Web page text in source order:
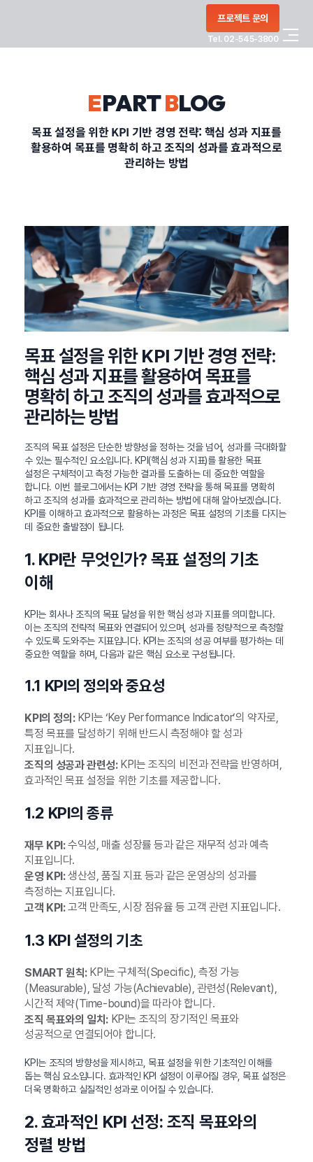
프로젝트 문의
Tel. 02-545-3800
PORTFOLIO
CONTACT
정부지원사업
EPARTBLOG
목표 설정을 위한 KPI 기반 경영 전략: 핵심 성과 지표를
활용하여 목표를 명확히 하고 조직의 성과를 효과적으로
관리하는 방법
목표 설정을 위한 KPI 기반 경영 전략:
핵심 성과 지표를 활용하여 목표를
명확히 하고 조직의 성과를 효과적으로
관리하는 방법
조직의 목표 설정은 단순한 방향성을 정하는 것을 넘어, 성과를 극대화할
수 있는 필수적인 요소입니다. KPI(핵심 성과 지표)를 활용한 목표
설정은 구체적이고 측정 가능한 결과를 도출하는 데 중요한 역할을
합니다. 이번 블로그에서는 KPI 기반 경영 전략을 통해 목표를 명확히
하고 조직의 성과를 효과적으로 관리하는 방법에 대해 알아보겠습니다.
KPI를 이해하고 효과적으로 활용하는 과정은 목표 설정의 기초를 다지는
데 중요한 출발점이 됩니다.
1. KPI란 무엇인가? 목표 설정의 기초
이해
KPI는 회사나 조직의 목표 달성을 위한 핵심 성과 지표를 의미합니다.
이는 조직의 전략적 목표와 연결되어 있으며, 성과를 정량적으로 측정할
수 있도록 도와주는 지표입니다. KPI는 조직의 성공 여부를 평가하는 데
중요한 역할을 하며, 다음과 같은 핵심 요소로 구성됩니다.
1.1 KPI의 정의와 중요성
KPI의 정의:KPI는 ‘Key Performance Indicator’의 약자로,
특정 목표를 달성하기 위해 반드시 측정해야 할 성과
지표입니다.
조직의 성공과 관련성:KPI는 조직의 비전과 전략을 반영하며,
효과적인 목표 설정을 위한 기초를 제공합니다.
1.2 KPI의 종류
재무 KPI:수익성, 매출 성장률 등과 같은 재무적 성과 예측
지표입니다.
운영 KPI:생산성, 품질 지표 등과 같은 운영상의 성과를
측정하는 지표입니다.
고객 KPI:고객 만족도, 시장 점유율 등 고객 관련 지표입니다.
1.3 KPI 설정의 기초
SMART 원칙:KPI는 구체적(Specific), 측정 가능
(Measurable), 달성 가능(Achievable), 관련성(Relevant),
시간적 제약(Time-bound)을 따라야 합니다.
조직 목표와의 일치:KPI는 조직의 장기적인 목표와
성공적으로 연결되어야 합니다.
KPI는 조직의 방향성을 제시하고, 목표 설정을 위한 기초적인 이해를
돕는 핵심 요소입니다. 효과적인 KPI 설정이 이루어질 경우, 목표 설정은
더욱 명확하고 실질적인 성과로 이어질 수 있습니다.
2. 효과적인 KPI 선정: 조직 목표와의
정렬 방법